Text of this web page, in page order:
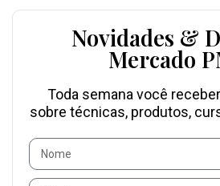
Novidades &
Mercado
Toda semana você
sobre técnicas, produtos,